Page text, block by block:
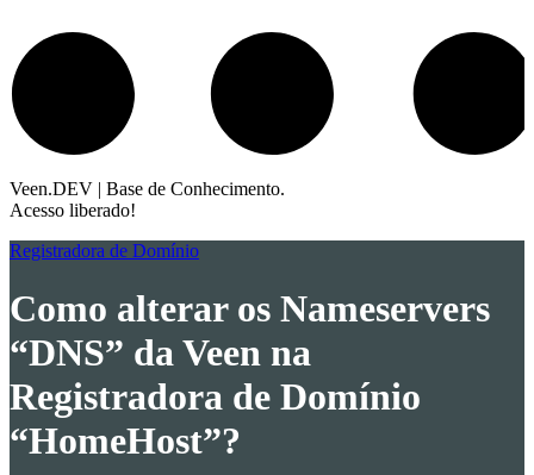
Veen.DEV | Base de Conhecimento.
Acesso liberado!
Registradora de Domínio
Como alterar os Nameservers
“DNS” da Veen na
Registradora de Domínio
“HomeHost”?